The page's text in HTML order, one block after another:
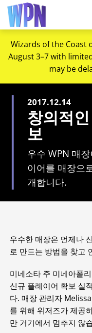
Wizards of the Coast
August 3–7 with
may be
2017.12.14
창의적
보
우수 WPN 매
이어를 매장으
개합니다.
우수한 매장은 언제나
로 만드는 방법을 찾고
미네소타 주 미네아폴
신규 플레이어 확보 실
다. 매장 관리자
를 위해 위저즈가 제공
만 거기에서 멈추지 않